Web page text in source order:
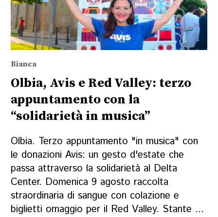
Bianca
Olbia, Avis e Red Valley: terzo
appuntamento con la
“solidarietà in musica”
Olbia. Terzo appuntamento "in musica" con
le donazioni Avis: un gesto d'estate che
passa attraverso la solidarietà al Delta
Center. Domenica 9 agosto raccolta
straordinaria di sangue con colazione e
biglietti omaggio per il Red Valley. Stante ...